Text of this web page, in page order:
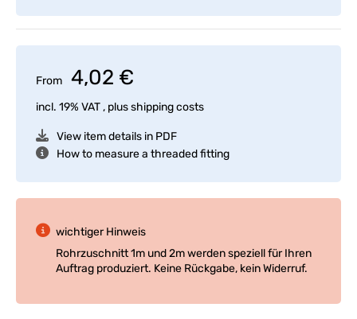
From 4,02 €
incl. 19% VAT , plusshipping costs
View item details in PDF
How to measure a threaded fitting
wichtiger Hinweis
Rohrzuschnitt 1m und 2m werden speziell für Ihren
Auftrag produziert. Keine Rückgabe, kein Widerruf.